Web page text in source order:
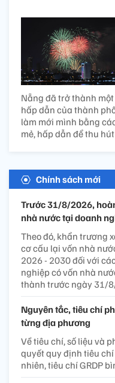
Nẵng đã trở thành
hấp dẫn của thành
làm mới mình bằng
mẻ, hấp dẫn để thu
Chính sách mới
Trước 31/8/2026,
nhà nước tại doanh
Theo đó, khẩn trương
cơ cấu lại vốn nhà
2026 - 2030 đối với
nghiệp có vốn nhà
thành trước ngày 31/
Nguyên tắc, tiêu chí
từng địa phương
Về tiêu chí, số liệu và
quyết quy định tiêu
nhiên, tiêu chí GRDP